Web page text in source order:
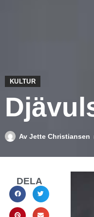
KULTUR
Av Jette Christiansen
DELA